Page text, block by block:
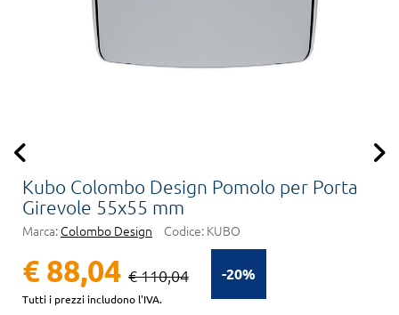
Kubo Colombo Design Pomolo per Porta
Girevole 55x55 mm
Marca: Colombo Design Codice: KUBO
-20%
€ 88,04 € 110,04
Tutti i prezzi includono l'IVA.